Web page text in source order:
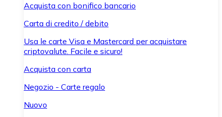
Acquista con bonifico bancario
Carta di credito / debito
Usa le carte Visa e Mastercard per acquistare
criptovalute. Facile e sicuro!
Acquista con carta
Negozio - Carte regalo
Nuovo